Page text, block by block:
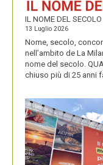
IL NOME DEL SECOLO
13 Luglio 2026
Nome, secolo,
nell’ambito de La
nome del secolo.
chiuso più di 25 anni